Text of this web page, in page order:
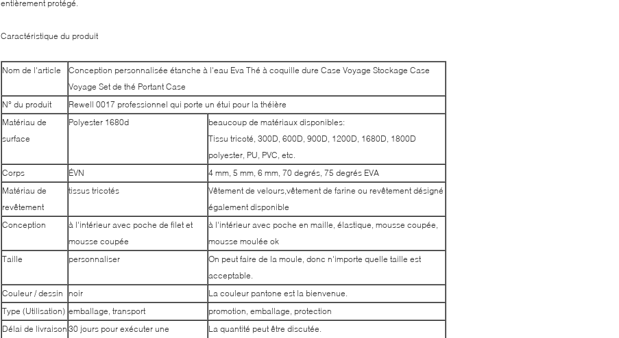
entièrement protégé.
Caractéristique du produit
Nom de l'article
Conception personnalisée étanche à l'eau Eva Thé à coquille dure Case Voyage Stockage Case
Voyage Set de thé Portant Case
N° du produit
Rewell 0017 professionnel qui porte un étui pour la théière
Matériau de
surface
Polyester 1680d
beaucoup de matériaux disponibles:
Tissu tricoté, 300D, 600D, 900D, 1200D, 1680D, 1800D
polyester, PU, PVC, etc.
Corps
ÉVN
4 mm, 5 mm, 6 mm, 70 degrés, 75 degrés EVA
Matériau de
revêtement
tissus tricotés
Vêtement de velours,vêtement de farine ou revêtement désigné
également disponible
Conception
à l'intérieur avec poche de filet et
mousse coupée
à l'intérieur avec poche en maille, élastique, mousse coupée,
mousse moulée ok
Taille
personnaliser
On peut faire de la moule, donc n'importe quelle taille est
acceptable.
Couleur / dessin noir
La couleur pantone est la bienvenue.
Type (Utilisation) emballage, transport
promotion, emballage, protection
Délai de livraison 30 jours pour exécuter une
La quantité peut être discutée.